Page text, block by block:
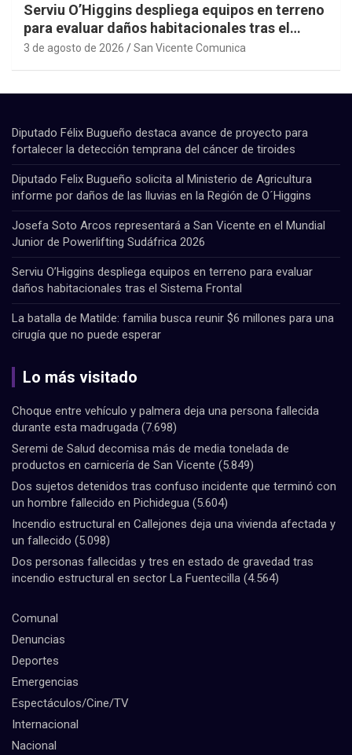
Serviu O’Higgins despliega equipos en terreno
para evaluar daños habitacionales tras el
Sistema Frontal
3 de agosto de 2026 San Vicente Comunica
Diputado Félix Bugueño destaca avance de proyecto para
fortalecer la detección temprana del cáncer de tiroides
Diputado Felix Bugueño solicita al Ministerio de Agricultura
informe por daños de las lluvias en la Región de O´Higgins
Josefa Soto Arcos representará a San Vicente en el Mundial
Junior de Powerlifting Sudáfrica 2026
Serviu O’Higgins despliega equipos en terreno para evaluar
daños habitacionales tras el Sistema Frontal
La batalla de Matilde: familia busca reunir $6 millones para una
cirugía que no puede esperar
Lo más visitado
Choque entre vehículo y palmera deja una persona fallecida
durante esta madrugada (7.698)
Seremi de Salud decomisa más de media tonelada de
productos en carnicería de San Vicente (5.849)
Dos sujetos detenidos tras confuso incidente que terminó con
un hombre fallecido en Pichidegua (5.604)
Incendio estructural en Callejones deja una vivienda afectada y
un fallecido (5.098)
Dos personas fallecidas y tres en estado de gravedad tras
incendio estructural en sector La Fuentecilla (4.564)
Comunal
Denuncias
Deportes
Emergencias
Espectáculos/Cine/TV
Internacional
Nacional